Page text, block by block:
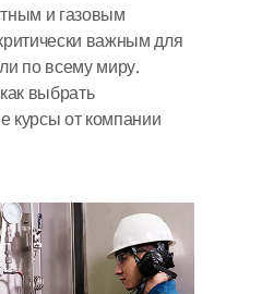
и газовым
важным для
по всему миру.
выбрать
курсы от компании